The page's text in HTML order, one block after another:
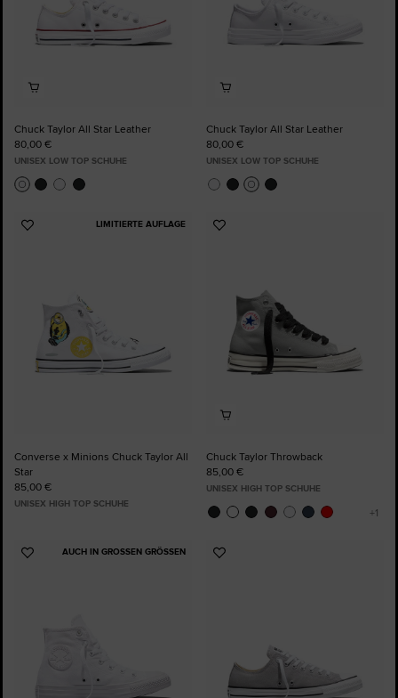
Chuck Taylor All Star Leather
80,00 €
UNISEX LOW TOP SCHUHE
Chuck Taylor All Star Leather
80,00 €
UNISEX LOW TOP SCHUHE
LIMITIERTE AUFLAGE
Zu
Converse x Minions Chuck Taylor All
Star
85,00 €
UNISEX HIGH TOP SCHUHE
Zu
Chuck Taylor Throwback
85,00 €
UNISEX HIGH TOP SCHUHE
AUCH IN GROSSEN GRÖSSEN
Zu
Zu